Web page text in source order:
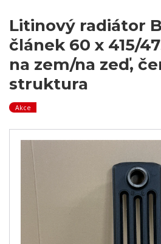
Litinový radiátor
článek 60 x 415/
na zem/na zeď,
struktura
Akce